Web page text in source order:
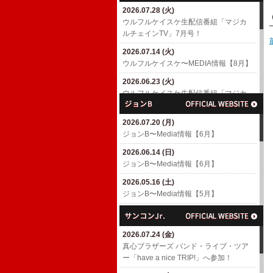
2026.04.18 (土)
6/10(水)「MUSIC AWARDS JAPAN
WEEK SPECIAL LIVE A Tribute to
EIICHI OHTAKI」出演決定！
2026.04.01 (水)
7/4(土)「浜崎貴司 GACHIスペシャル」
2026.03.06 (金)
渡辺満里奈アルバム「Ring-a-Bell 30th
Anniversary Deluxe Edition」
2026.02.27 (金)
3/4(水)パラスポーツアニメテーマ曲
「スーパーヒーロー」配信リリース決
定！
3/8(日)「TOKYO GUITAR JAMBOREE
2026.02.10 (火)
ROOTS66で「The Covers' Fes. 2026」
2026.07.28 (火)
ウルフルケイスケ生配信番組「マジカ
ルチェインTV」7月号！
2026.07.14 (火)
​ウルフルケイスケ〜MEDIA情報【8月】
2026.06.23 (火)
ウルフルケイスケ生配信番組「マジカ
ルチェインTV」6月号！
2026.06.17 (水)
​ウルフルケイスケ〜MEDIA情報【6月】
2026.05.11 (月)
ウルフルケイスケ生配信番組「マジカ
ルチェインTV」5月号！
2026.04.23 (木)
ウルフルケイスケ生配信番組「マジカ
ルチェインTV」4月号！
2026.04.16 (木)
​ウルフルケイスケ〜MEDIA情報【4月】
(〜4/16更新)
2026.07.20 (月)
ジョンB〜Media情報【6月】
2026.06.14 (日)
ジョンB〜Media情報【6月】
2026.05.16 (土)
ジョンB〜Media情報【5月】
2026.04.19 (日)
2026.03.16 (月)
ジョンB〜Media情報【3月】
2026.07.24 (金)
​真心ブラザーズ バンド・ライブ・ツア
ー「have a nice TRIP!」へ参加！